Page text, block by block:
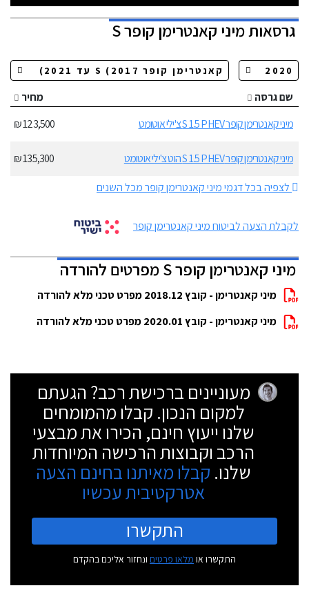
גרסאותמיני קאנטרימן קופר S
שם גרסה
מחיר
מיני קאנטרימן קופר S 1.5 PHEV צ'ילי אוטומט
123,500 ₪
מיני קאנטרימן קופר S 1.5 PHEV הוט צ'ילי אוטומט
135,300 ₪
לצפיה בכל דגמי מיני קאנטרימן קופר מכל השנים
לקבלת הצעה לביטוח מיני קאנטרימן קופר
מיני קאנטרימן קופר S מפרטים להורדה
מיני קאנטרימן - קובץ 2018.12 מפרט טכני מלא להורדה
מיני קאנטרימן - קובץ 2020.01 מפרט טכני מלא להורדה
מעוניינים ברכישת רכב? הגעתם
למקום הנכון. קבלו מהמומחים
שלנו ייעוץ חינם, הכירו את מבצעי
הרכב וקבוצות הרכישה המיוחדות
שלנו. קבלו מאיתנו בחינם הצעה
אטרקטיבית עכשיו
התקשרו
התקשרו או מלאו פרטים ונחזור אליכם בהקדם